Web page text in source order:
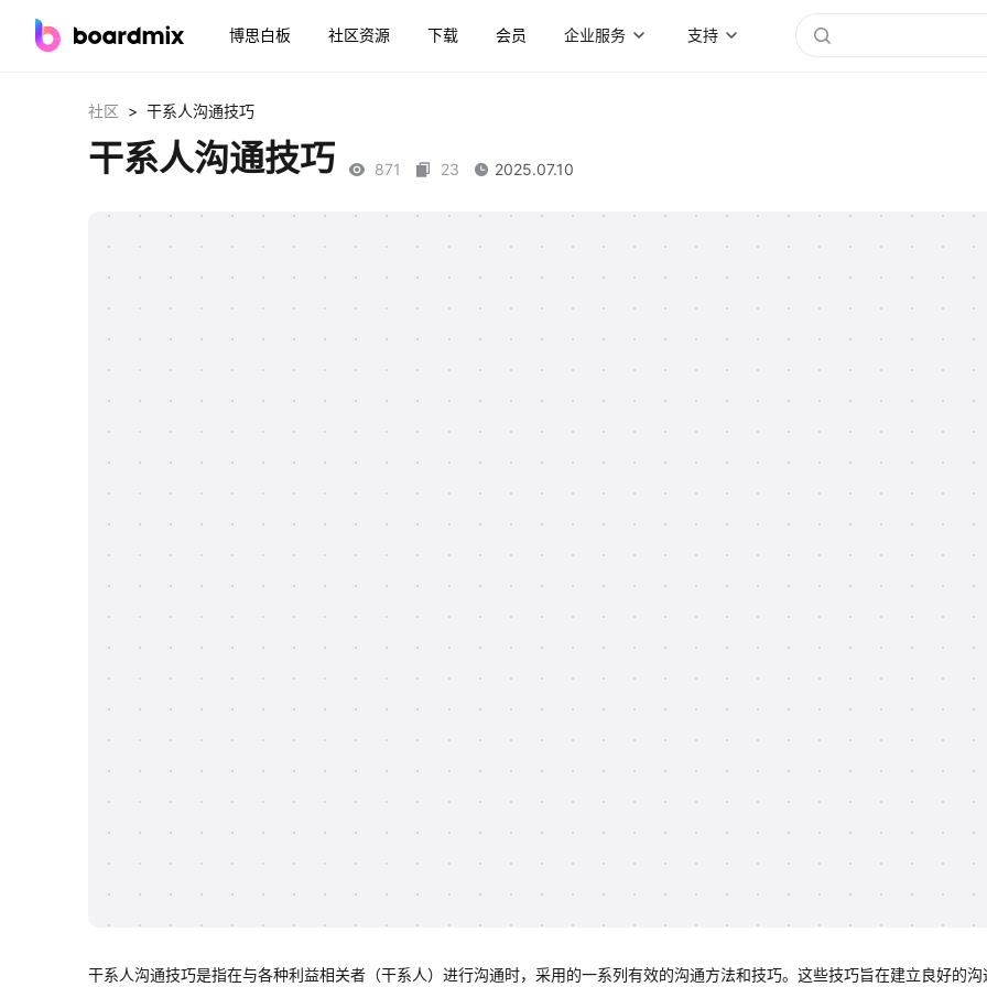
博思白板 社区资源 下载 会员 企业服务 支持
社区 > 干系人沟通技巧
干系人沟通技巧 871 23 2025.07.10
干系人沟通技巧是指在与各种利益相关者（干系人）进行沟通时，采用的一系列有效的沟通方法和技巧。这些技巧旨在建立良好的沟